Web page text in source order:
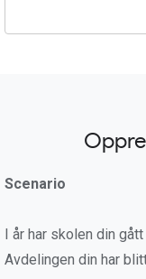
Scenario
I år har skolen din
Avdelingen din har